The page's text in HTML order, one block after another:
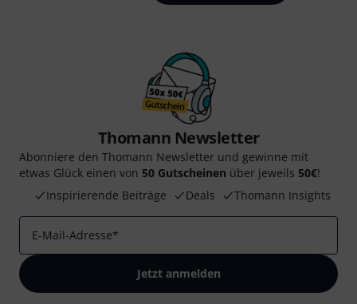
Thomann Newsletter
Abonniere den Thomann Newsletter und gewinne mit
etwas Glück einen von 50 Gutscheinen über jeweils 50€!
Inspirierende Beiträge
Deals Thomann Insights
E-Mail-Adresse*
Jetzt anmelden